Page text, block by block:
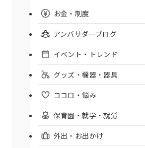
お金・制度
アンバサダーブログ
イベント・トレンド
グッズ・機器・器具
ココロ・悩み
保育園・就学・就労
外出・お出かけ